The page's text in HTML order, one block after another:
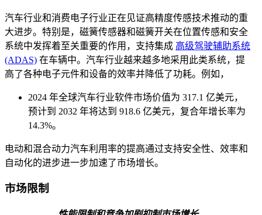
汽车行业和消费电子行业正在见证高精度传感技术推动的重
大进步。特别是，磁簧传感器和磁簧开关在位置传感和安全
系统中发挥着至关重要的作用，支持集成 高级驾驶辅助系统
(ADAS) 在车辆中。汽车行业越来越多地采用此类系统，提
高了各种电子元件和设备的效率并降低了功耗。例如，
2024 年全球汽车行业软件市场价值为 317.1 亿美元，
预计到 2032 年将达到 918.6 亿美元，复合年增长率为
14.3%。
电动和混合动力汽车利用率的提高通过支持安全性、效率和
自动化的进步进一步加速了市场增长。
市场限制